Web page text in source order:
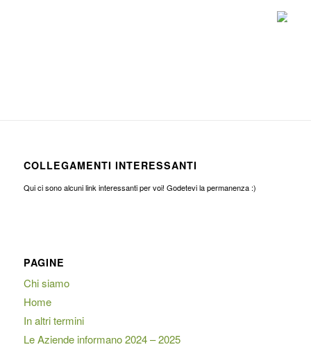
COLLEGAMENTI INTERESSANTI
Qui ci sono alcuni link interessanti per voi! Godetevi la permanenza :)
PAGINE
Chi siamo
Home
In altri termini
Le Aziende informano 2024 – 2025